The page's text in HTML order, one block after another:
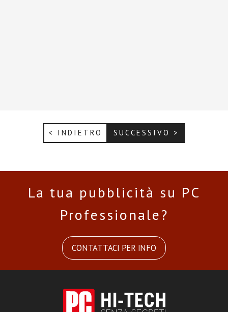
< INDIETRO SUCCESSIVO >
La tua pubblicità su PC
Professionale?
CONTATTACI PER INFO